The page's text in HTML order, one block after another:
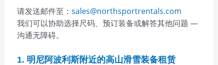
请发送邮件至： sales@northsportrentals.com
我们可以协助选择尺码、预订装备或解答其他问题 —
沟通无障碍。
1. 明尼阿波利斯附近的高山滑雪装备租赁